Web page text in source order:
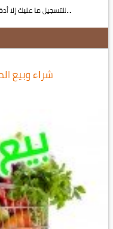
للتسجيل ما عليك إلا أدخال بياناتك وسيتم التواصل ….. اسجل...
شراء وبيع